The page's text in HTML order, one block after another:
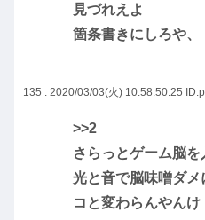
見づれえよ
箇条書きにしろや、
135 : 2020/03/03(火) 10:58:50.25
>>2
さらっとゲーム脳
光と音で脳味噌ダ
コと変わらんやんけ